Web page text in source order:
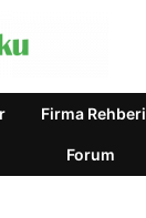
Firma Rehberi
Forum